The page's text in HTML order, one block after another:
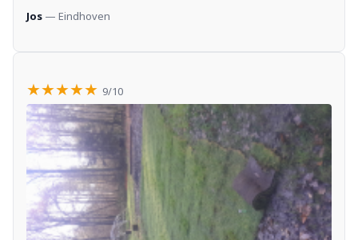
Jos — Eindhoven
★★★★★ 9/10